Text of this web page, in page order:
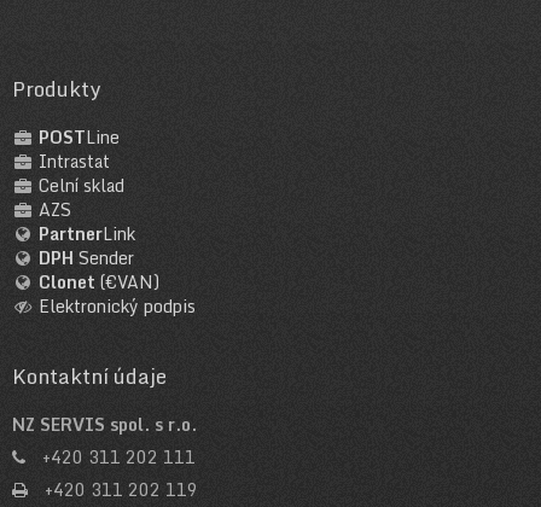
Produkty
POSTLine
Intrastat
Celní sklad
AZS
PartnerLink
DPH Sender
Clonet (€VAN)
Elektronický podpis
Kontaktní údaje
NZ SERVIS spol. s r.o.
+420 311 202 111
+420 311 202 119